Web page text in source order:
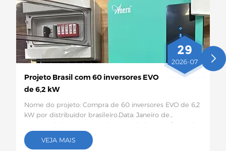
29
2026-07
Projeto Brasil com 60 inversores EVO
de 6,2 kW
Nome do projeto: Compra de 60 inversores EVO de 6,2
kW por distribuidor brasileiro.Data: Janeiro de
2026Local do projeto:Brasil Quantidade e configuração
específica: 60 inversores solares EVO de 6,2
kWDescrição do projeto:Este lote de 60 inversores
VEJA MAIS